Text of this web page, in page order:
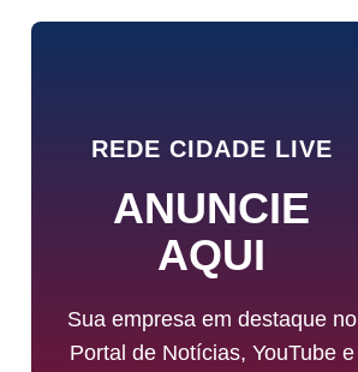
REDE CIDADE LIVE
ANUNCIE
AQUI
Sua empresa em destaque no
Portal de Notícias, YouTube e